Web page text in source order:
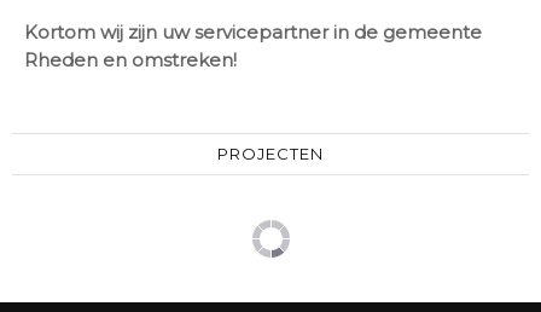
Kortom wij zijn uw servicepartner in de gemeente
Rheden en omstreken!
PROJECTEN